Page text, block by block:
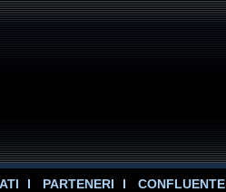
PARTENERI CONFLUENTE